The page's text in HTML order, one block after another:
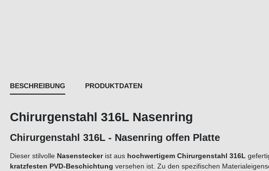
BESCHREIBUNG PRODUKTDATEN
Chirurgenstahl 316L Nasenring
Chirurgenstahl 316L - Nasenring offen Platte
Dieser stilvolle Nasensteckerist aus hochwertigem Chirurgenstahl 316L
kratzfesten PVD-Beschichtung versehen ist. Zu den spezifischen